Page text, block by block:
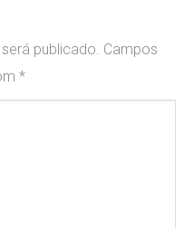
publicado. Campos
*